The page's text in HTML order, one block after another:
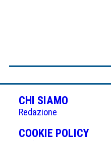
CHI SIAMO
Redazione
COOKIE POLICY(APRE